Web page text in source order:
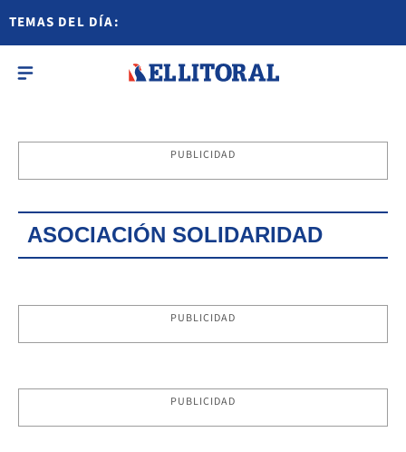
TEMAS DEL DÍA:
PUBLICIDAD
ASOCIACIÓN SOLIDARIDAD
PUBLICIDAD
PUBLICIDAD